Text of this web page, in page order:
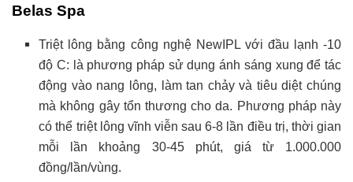
Belas Spa
Triệt lông bằng công nghệ NewIPL với đầu lạnh -10
độ C: là phương pháp sử dụng ánh sáng xung để tác
động vào nang lông, làm tan chảy và tiêu diệt chúng
mà không gây tổn thương cho da. Phương pháp này
có thể triệt lông vĩnh viễn sau 6-8 lần điều trị, thời gian
mỗi lần khoảng 30-45 phút, giá từ 1.000.000
đồng/lần/vùng.